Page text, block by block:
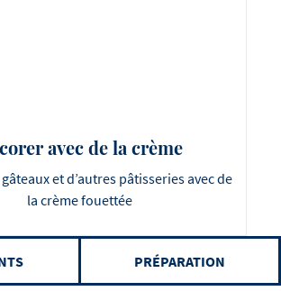
avec de la crème
et d’autres pâtisseries avec de
la crème fouettée
PRÉPARATION